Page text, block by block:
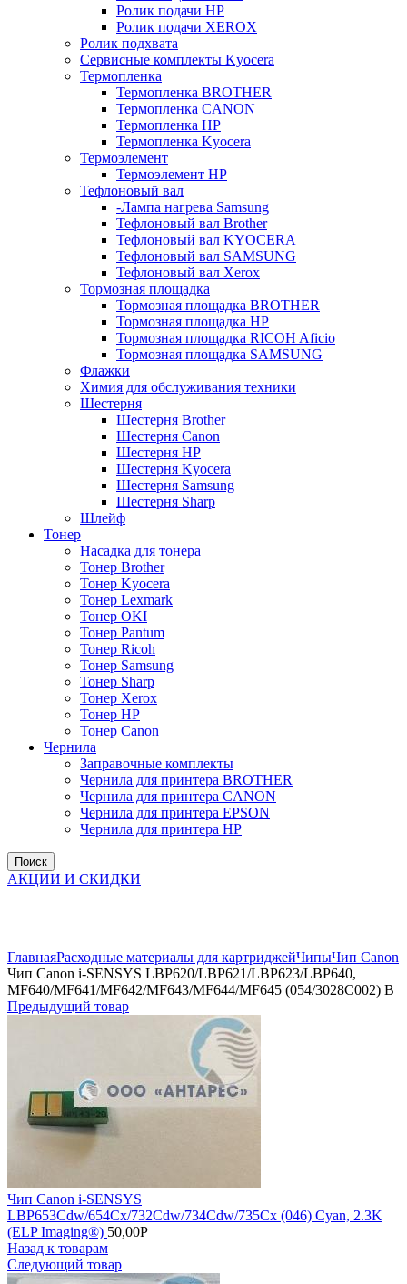
Ролик подачи HP
Ролик подачи XEROX
Ролик подхвата
Сервисные комплекты Kyocera
Термопленка
Термопленка BROTHER
Термопленка CANON
Термопленка HP
Термопленка Kyocera
Термоэлемент
Термоэлемент НР
Тефлоновый вал
-Лампа нагрева Samsung
Тефлоновый вал Brother
Тефлоновый вал KYOCERA
Тефлоновый вал SAMSUNG
Тефлоновый вал Xerox
Тормозная площадка
Тормозная площадка BROTHER
Тормозная площадка HP
Тормозная площадка RICOH Aficio
Тормозная площадка SAMSUNG
Флажки
Химия для обслуживания техники
Шестерня
Шестерня Brother
Шестерня Canon
Шестерня HP
Шестерня Kyocera
Шестерня Samsung
Шестерня Sharp
Шлейф
Тонер
Насадка для тонера
Тонер Brother
Тонер Kyocera
Тонер Lexmark
Тонер OKI
Тонер Pantum
Тонер Ricoh
Тонер Samsung
Тонер Sharp
Тонер Xerox
Тонер НР
Тонер Саnon
Чернила
Заправочные комплекты
Чернила для принтера BROTHER
Чернила для принтера CANON
Чернила для принтера EPSON
Чернила для принтера HP
Поиск
АКЦИИ И СКИДКИ
ГлавнаяРасходные материалы для картриджейЧипыЧип Canon
Чип Canon i-SENSYS LBP620/LBP621/LBP623/LBP640,
MF640/MF641/MF642/MF643/MF644/MF645 (054/3028C002) B
Предыдущий товар
Чип Canon i-SENSYS
LBP653Cdw/654Cx/732Cdw/734Cdw/735Cx (046) Cyan, 2.3K
(ELP Imaging®) 50,00Р
Назад к товарам
Следующий товар